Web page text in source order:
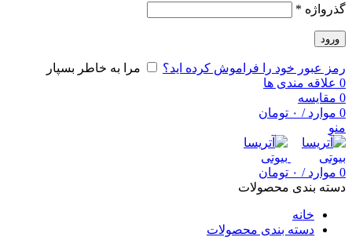
گذرواژه *
ورود
رمز عبور خود را فراموش کرده اید؟
مرا به خاطر بسپار
0 علاقه مندی ها
0 مقایسه
0 موارد / ۰ تومان
منو
0 موارد / ۰ تومان
دسته بندی محصولات
خانه
دسته بندی محصولات